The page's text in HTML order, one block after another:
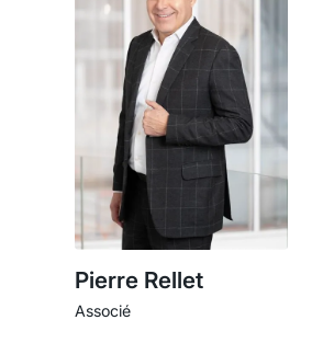
Pierre Rellet
Associé